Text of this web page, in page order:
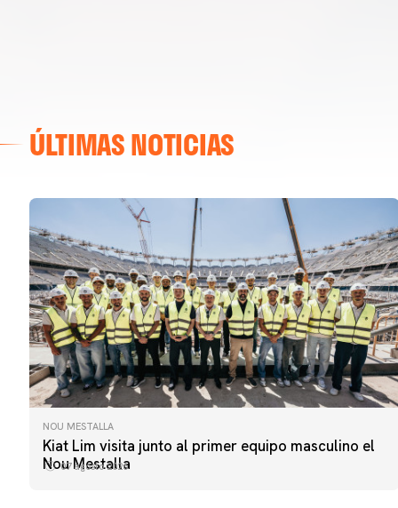
ÚLTIMAS NOTICIAS
NOU MESTALLA
Kiat Lim visita junto al primer equipo masculino el
Nou Mestalla
07 agosto 2026
PRIMER EQUIPO
ENTRENAMIENTO DEL VALENCIA CF 7/8/2026